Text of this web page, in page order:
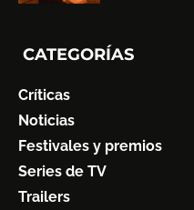
CATEGORÍAS
Críticas
Noticias
Festivales y premios
Series de TV
Trailers